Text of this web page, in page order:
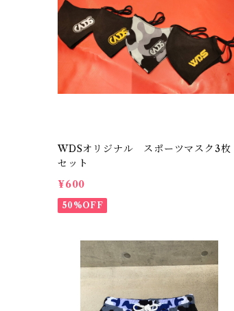
WDSオリジナル スポーツマスク3枚
セット
¥600
50%OFF